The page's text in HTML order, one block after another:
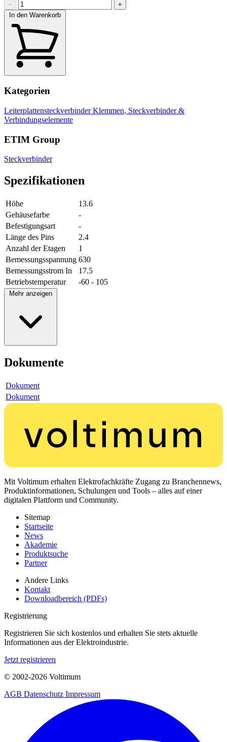
−
+
In den Warenkorb
Kategorien
LeiterplattensteckverbinderKlemmen, Steckverbinder &
Verbindungselemente
ETIM Group
Steckverbinder
Spezifikationen
Höhe
13.6
Gehäusefarbe
-
Befestigungsart
-
Länge des Pins
2.4
Anzahl der Etagen
1
Bemessungsspannung 630
Bemessungsstrom In
17.5
Betriebstemperatur
-60 - 105
Mehr anzeigen
Dokumente
Dokument
Dokument
Mit Voltimum erhalten Elektrofachkräfte Zugang zu Branchennews,
Produktinformationen, Schulungen und Tools – alles auf einer
digitalen Plattform und Community.
Sitemap
Startseite
News
Akademie
Produktsuche
Partner
Andere Links
Kontakt
Downloadbereich (PDFs)
Registrierung
Registrieren Sie sich kostenlos und erhalten Sie stets aktuelle
Informationen aus der Elektroindustrie.
Jetzt registrieren
© 2002-2026 Voltimum
AGB Datenschutz Impressum